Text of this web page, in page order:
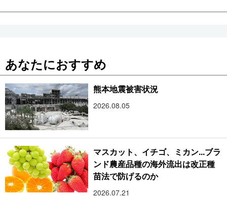
あなたにおすすめ
熊本地震被害状況
2026.08.05
マスカット、イチゴ、ミカン...ブラ
ンド農産品種の海外流出は改正種
苗法で防げるのか
2026.07.21